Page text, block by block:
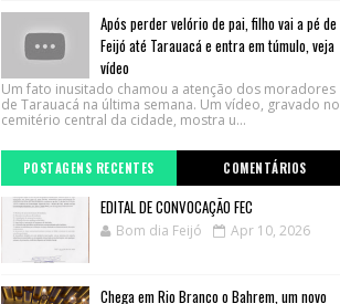
Após perder velório de pai, filho vai a pé de
Feijó até Tarauacá e entra em túmulo, veja
vídeo
Um fato inusitado chamou a atenção dos moradores
de Tarauacá na última semana. Um vídeo, gravado no
cemitério central da cidade, mostra u...
POSTAGENS RECENTES COMENTÁRIOS
EDITAL DE CONVOCAÇÃO FEC
Bom dia Feijó Apr 10, 2026
Chega em Rio Branco o Bahrem, um novo